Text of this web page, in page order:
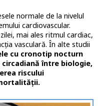
normale de la nivelul
cardiovascular.
mai ales ritmul cardiac,
vasculară. În alte studii
cu cronotip nocturn
între biologie,
riscului